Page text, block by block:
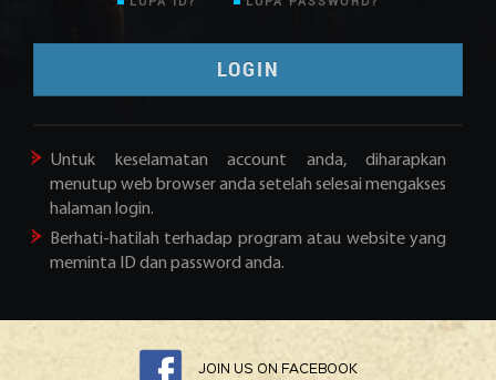
Untuk keselamatan account anda, diharapkan
menutup web browser anda setelah selesai mengakses
halaman login.
Berhati-hatilah terhadap program atau website yang
meminta ID dan password anda.
JOIN US ON FACEBOOK